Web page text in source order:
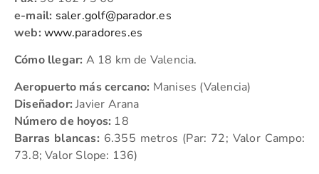
e-mail: saler.golf@parador.es
web: www.paradores.es
Cómo llegar: A 18 km de Valencia.
Aeropuerto más cercano: Manises (Valencia)
Diseñador: Javier Arana
Número de hoyos: 18
Barras blancas: 6.355 metros (Par: 72; Valor Campo:
73.8; Valor Slope: 136)